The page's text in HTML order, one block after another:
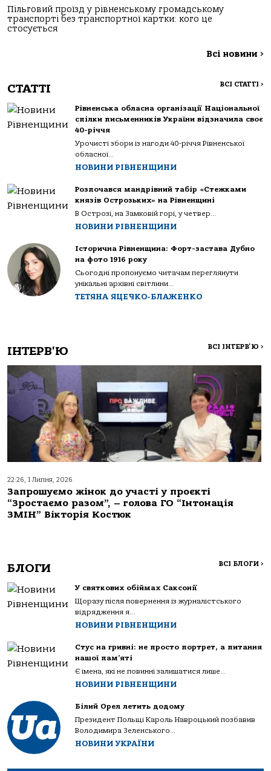
Пільговий проїзд у рівненському громадському
транспорті без транспортної картки: кого це
стосується
Всі новини >
СТАТТІ ВСІ СТАТТІ >
Рівненська обласна організації Національної
спілки письменників України відзначила своє
40-річчя
Урочисті збори із нагоди 40-річчя Рівненської
обласної...
НОВИНИ РІВНЕНЩИНИ
Розпочався мандрівний табір «Стежками
князів Острозьких» на Рівненщині
В Острозі, на Замковій горі, у четвер...
НОВИНИ РІВНЕНЩИНИ
Історична Рівненщина: Форт-застава Дубно
на фото 1916 року
Сьогодні пропонуємо читачам переглянути
унікальні архівні світлини...
ТЕТЯНА ЯЦЕЧКО-БЛАЖЕНКО
ІНТЕРВ'Ю ВСІ ІНТЕРВ'Ю >
22:26, 1 Липня, 2026
Запрошуємо жінок до участі у проєкті
“Зростаємо разом”, – голова ГО “Інтонація
ЗМІН” Вікторія Костюк
БЛОГИ ВСІ БЛОГИ >
У святкових обіймах Саксонії
Щоразу після повернення із журналістського
відрядження я...
НОВИНИ РІВНЕНЩИНИ
Стус на гривні: не просто портрет, а питання
нашої пам’яті
Є імена, які не повинні залишатися лише...
НОВИНИ РІВНЕНЩИНИ
Білий Орел летить додому
Президент Польщі Кароль Навроцький позбавив
Володимира Зеленського...
НОВИНИ УКРАЇНИ